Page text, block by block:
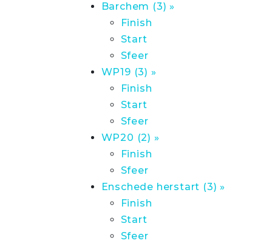
Barchem (3) »
Finish
Start
Sfeer
WP19 (3) »
Finish
Start
Sfeer
WP20 (2) »
Finish
Sfeer
Enschede herstart (3) »
Finish
Start
Sfeer